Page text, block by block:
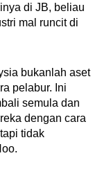
di JB, beliau
mal runcit di
bukanlah aset
pelabur. Ini
semula dan
dengan cara
tidak